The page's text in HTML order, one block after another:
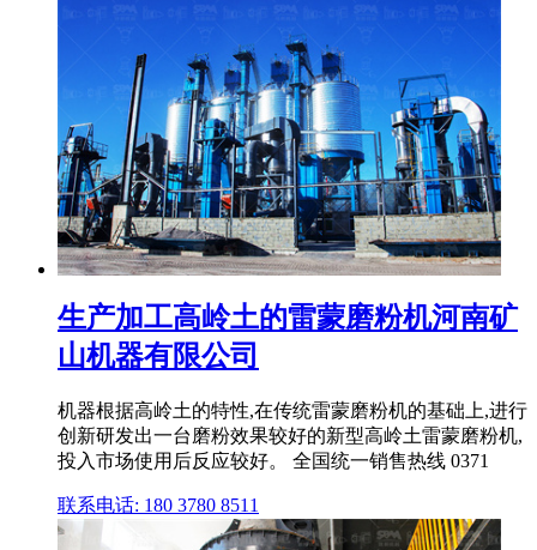
生产加工高岭土的雷蒙磨粉机河南矿
山机器有限公司
机器根据高岭土的特性,在传统雷蒙磨粉机的基础上,进行
创新研发出一台磨粉效果较好的新型高岭土雷蒙磨粉机,
投入市场使用后反应较好。 全国统一销售热线 0371
联系电话: 180 3780 8511